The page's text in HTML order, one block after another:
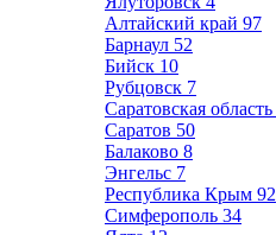
Алтайский край 97
Барнаул 52
Бийск 10
Рубцовск 7
Саратовская область
Саратов 50
Балаково 8
Энгельс 7
Республика Крым 92
Симферополь 34